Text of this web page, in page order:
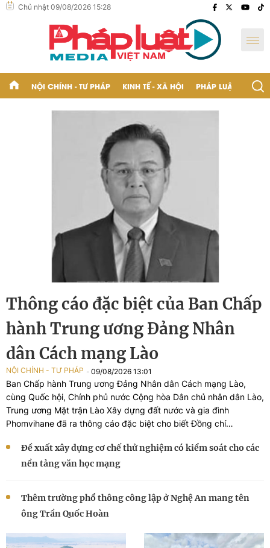
Chủ nhật 09/08/2026 15:28
NỘI CHÍNH - TƯ PHÁP KINH TẾ - XÃ HỘI PHÁP LUẬT - BẠN
Thông cáo đặc biệt của Ban Chấp
hành Trung ương Đảng Nhân
dân Cách mạng Lào
NỘI CHÍNH - TƯ PHÁP 09/08/2026 13:01
Ban Chấp hành Trung ương Đảng Nhân dân Cách mạng Lào,
cùng Quốc hội, Chính phủ nước Cộng hòa Dân chủ nhân dân Lào,
Trung ương Mặt trận Lào Xây dựng đất nước và gia đình
Phomvihane đã ra thông cáo đặc biệt cho biết Đồng chí
Đảng, Chủ tịch Quốc hội nước Cộng hòa Dân chủ Nhân dân Lào,
đã từ trần vào hồi 11 giờ 18 phút, ngày 08 tháng 8 năm 2026, do
Đề xuất xây dựng cơ chế thử nghiệm có kiểm soát cho các
nền tảng văn học mạng
Thêm trường phổ thông công lập ở Nghệ An mang tên
ông Trần Quốc Hoàn